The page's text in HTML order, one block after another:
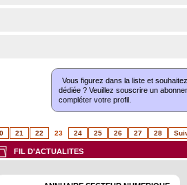
Vous figurez dans la liste et
dédiée ? Veuillez souscrire un
compléter votre profil.
21 22 23 24 25 26 27 28
FIL D'ACTUALITES